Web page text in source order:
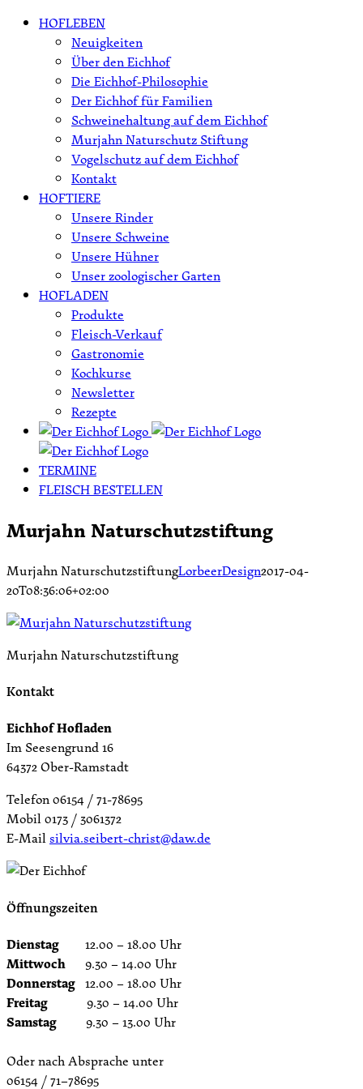
Skip HOFLEBEN
Neuigkeiten
Über den Eichhof
Die Eichhof-Philosophie
Der Eichhof für Familien
Schweinehaltung auf dem Eichhof
Murjahn Naturschutz Stiftung
Vogelschutz auf dem Eichhof
Kontakt
HOFTIERE
Unsere Rinder
Unsere Schweine
Unsere Hühner
Unser zoologischer Garten
HOFLADEN
Produkte
Fleisch-Verkauf
Gastronomie
Kochkurse
Newsletter
Rezepte
TERMINE
FLEISCH BESTELLEN
Murjahn Naturschutzstiftung
Murjahn NaturschutzstiftungLorbeerDesign2017-04-
20T08:36:06+02:00
Murjahn Naturschutzstiftung
Kontakt
Eichhof Hofladen
Im Seesengrund 16
64372 Ober-Ramstadt
Telefon 06154 / 71-78695
Mobil 0173 / 3061372
E-Mailsilvia.seibert-christ@daw.de
Öffnungszeiten
Dienstag 12.00 – 18.00 Uhr
Mittwoch 9.30 – 14.00 Uhr
Donnerstag 12.00 – 18.00 Uhr
Freitag 9.30 – 14.00 Uhr
Samstag 9.30 – 13.00 Uhr
Oder nach Absprache unter
06154 / 71–78695